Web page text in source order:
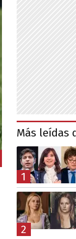
Más leídas
1
2